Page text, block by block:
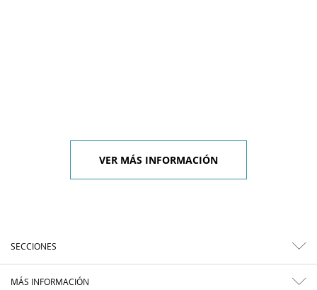
VER MÁS INFORMACIÓN
SECCIONES
MÁS INFORMACIÓN